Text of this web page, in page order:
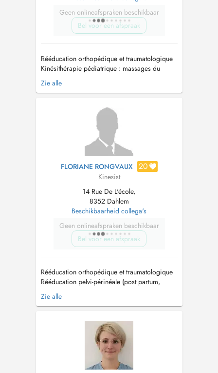
Geen onlineafspraken beschikbaar
Bel voor een afspraak
Rééducation orthopédique et traumatologique
Kinésithérapie pédiatrique : massages du
bébé, torticolis,... Kinésithérapie gériatrique
Kinésithérapie sportive Drainage lymphatique
Janvier 2025, DA (Doctorat en Acupuncture)
Europe Shanghai College of Tr...
Zie alle
FLORIANE RONGVAUX 20
Kinesist
14 Rue De L'école,
8352 Dahlem
Beschikbaarheid collega's
Geen onlineafspraken beschikbaar
Bel voor een afspraak
Rééducation orthopédique et traumatologique
Rééducation pelvi-périnéale (post partum,
incontinence urinaire,...) Rééducation
abdominale non génératrice de pression
traumatologique Rééducation de la main
Rééducation ATM Prise en charge au cabinet
Zie alle